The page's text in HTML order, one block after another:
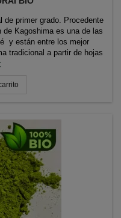
primer grado. Procedente
Kagoshima es una de las
y están entre los mejor
tradicional a partir de hojas
molidas, su color verde